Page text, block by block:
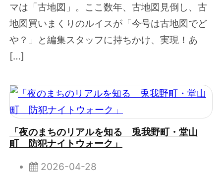
マは「古地図」。ここ数年、古地図見倒し、古
地図買いまくりのルイスが「今号は古地図でど
や？」と編集スタッフに持ちかけ、実現！あ
[…]
「夜のまちのリアルを知る 兎我野町・堂山
町 防犯ナイトウォーク」
2026-04-28